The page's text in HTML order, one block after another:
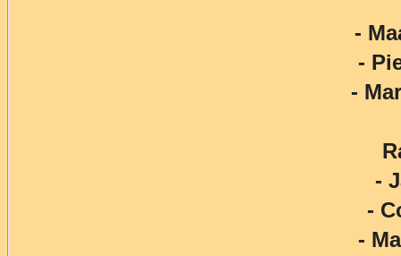
-
-
-
-
-
-